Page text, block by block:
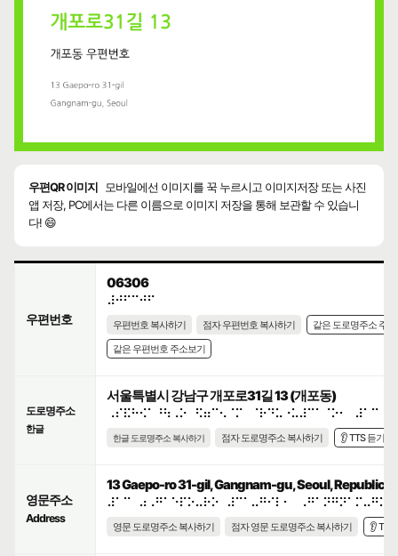
우편QR 이미지
모바일에선 이미지를 꾹 누르시고 이미지저장 또는 사진
앱 저장, PC에서는 다른 이름으로 이미지 저장을 통해 보관할 수 있습니
다! 😄
우편번호
06306
⠼⠚⠋⠉⠚⠋
우편번호 복사하기 점자 우편번호 복사하기
같은 도로명주소 주
같은 우편번호 주소보기
도로명주소
한글
서울특별시 강남구 개포로31길 13 (개포동)
⠠⠎⠯⠓⠪⠁⠘⠳⠠⠕⠀⠫⠶⠉⠢⠈⠍⠀⠈⠗⠙⠥⠐⠥⠼⠉⠁⠈⠕⠂⠀⠼⠁⠉
한글 도로명주소 복사하기 점자 도로명주소 복사하기 👂 TTS 듣기
영문주소
Address
13 Gaepo-ro 31-gil, Gangnam-gu, Seoul, Republic
영문 도로명주소 복사하기 점자 영문 도로명주소 복사하기 👂 TTS